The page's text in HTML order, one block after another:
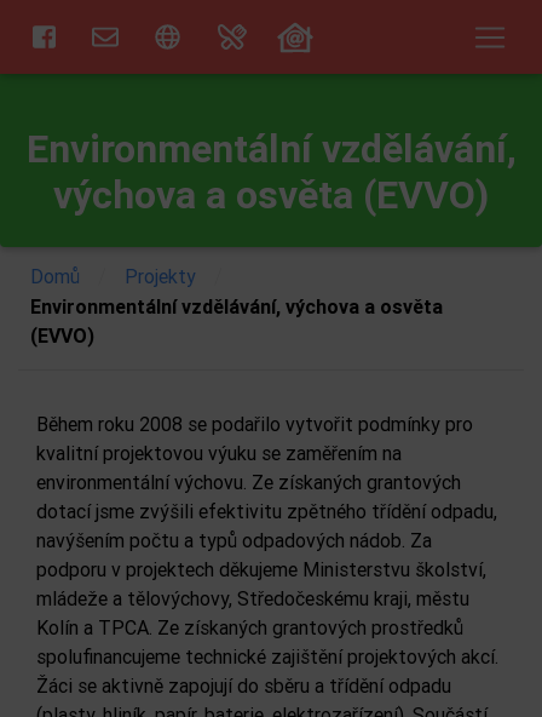
Environmentální vzdělávání,
výchova a osvěta (EVVO)
Domů Projekty
Environmentální vzdělávání, výchova a osvěta
(EVVO)
Během roku 2008 se podařilo vytvořit podmínky pro
kvalitní projektovou výuku se zaměřením na
environmentální výchovu. Ze získaných grantových
dotací jsme zvýšili efektivitu zpětného třídění odpadu,
navýšením počtu a typů odpadových nádob. Za
podporu v projektech děkujeme Ministerstvu školství,
mládeže a tělovýchovy, Středočeskému kraji, městu
Kolín a TPCA. Ze získaných grantových prostředků
spolufinancujeme technické zajištění projektových akcí.
Žáci se aktivně zapojují do sběru a třídění odpadu